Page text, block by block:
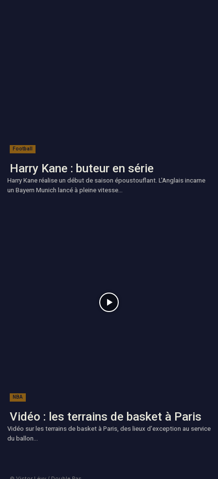
Football
Harry Kane : buteur en série
Harry Kane réalise un début de saison époustouflant. L'Anglais incarne
un Bayern Munich lancé à pleine vitesse...
NBA
Vidéo : les terrains de basket à Paris
Vidéo sur les terrains de basket à Paris, des lieux d’exception au service
du ballon...